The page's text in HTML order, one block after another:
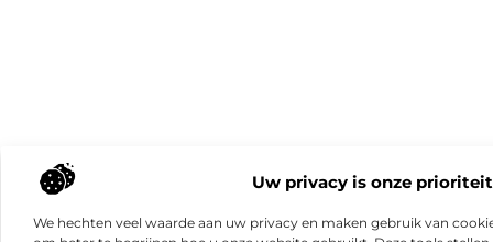
Uw privacy is onze prioriteit
We hechten veel waarde aan uw privacy en maken gebruik van